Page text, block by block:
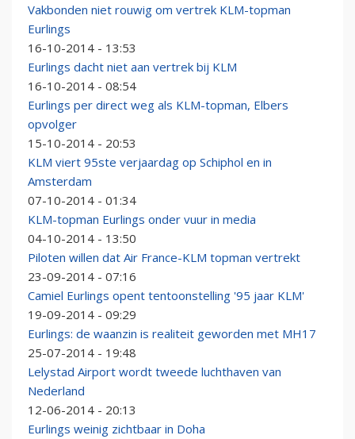
Vakbonden niet rouwig om vertrek KLM-topman
Eurlings
16-10-2014 - 13:53
Eurlings dacht niet aan vertrek bij KLM
16-10-2014 - 08:54
Eurlings per direct weg als KLM-topman, Elbers
opvolger
15-10-2014 - 20:53
KLM viert 95ste verjaardag op Schiphol en in
Amsterdam
07-10-2014 - 01:34
KLM-topman Eurlings onder vuur in media
04-10-2014 - 13:50
Piloten willen dat Air France-KLM topman vertrekt
23-09-2014 - 07:16
Camiel Eurlings opent tentoonstelling '95 jaar KLM'
19-09-2014 - 09:29
Eurlings: de waanzin is realiteit geworden met MH17
25-07-2014 - 19:48
Lelystad Airport wordt tweede luchthaven van
Nederland
12-06-2014 - 20:13
Eurlings weinig zichtbaar in Doha